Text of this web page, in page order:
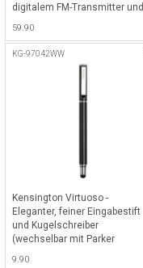
digitalem FM-Transmitter und
59.90
KG-97042WW
Kensington Virtuoso -
Eleganter, feiner Eingabestift
und Kugelschreiber
(wechselbar mit Parker
9.90